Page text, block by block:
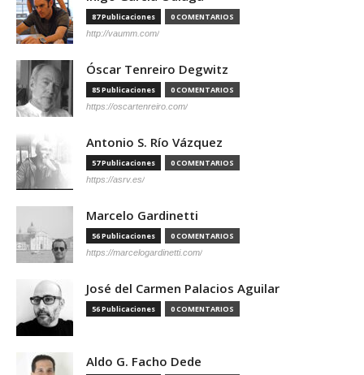
87 Publicaciones 0 COMENTARIOS
http://vaumm.com/
Óscar Tenreiro Degwitz
85 Publicaciones 0 COMENTARIOS
https://oscartenreiro.com/
Antonio S. Río Vázquez
57 Publicaciones 0 COMENTARIOS
https://asrv.es/
Marcelo Gardinetti
56 Publicaciones 0 COMENTARIOS
https://marcelogardinetti.com/
José del Carmen Palacios Aguilar
56 Publicaciones 0 COMENTARIOS
Aldo G. Facho Dede